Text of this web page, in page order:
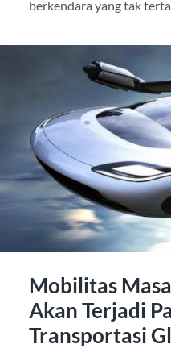
berkendara yang tak
Mobilitas
Akan Terjadi
Transportasi